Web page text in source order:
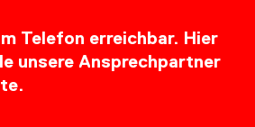
Telefon erreichbar. Hier
unsere Ansprechpartner